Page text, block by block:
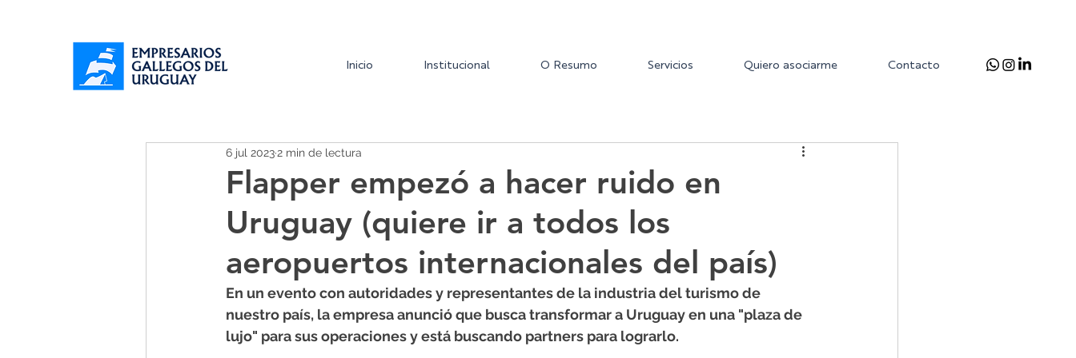
Inicio Institucional O Resumo Servicios Quiero asociarme Contacto
Flapper empezó a hacer ruido en
Uruguay (quiere ir a todos los
aeropuertos internacionales del país)
6 jul 2023 2 min de lectura
En un evento con autoridades y representantes de la industria del turismo de
nuestro país, la empresa anunció que busca transformar a Uruguay en una "plaza de
lujo" para sus operaciones y está buscando partners para lograrlo.